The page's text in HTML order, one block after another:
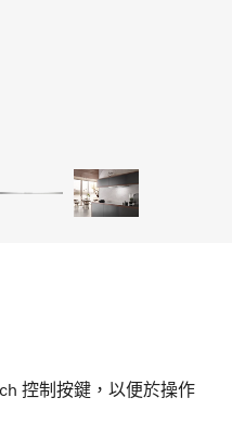
控制按鍵，以便於操作